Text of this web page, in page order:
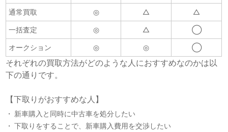
通常買取 ◎ △ △
一括査定 ◎ △ ◯
オークション ◎ ◎ ◯
それぞれの買取方法がどのような人におすすめなのかは以
下の通りです。
【下取りがおすすめな人】
新車購入と同時に中古車を処分したい
下取りをすることで、新車購入費用を交渉したい